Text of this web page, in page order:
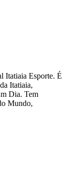
Itatiaia Esporte. É
Itatiaia,
Dia. Tem
Mundo,